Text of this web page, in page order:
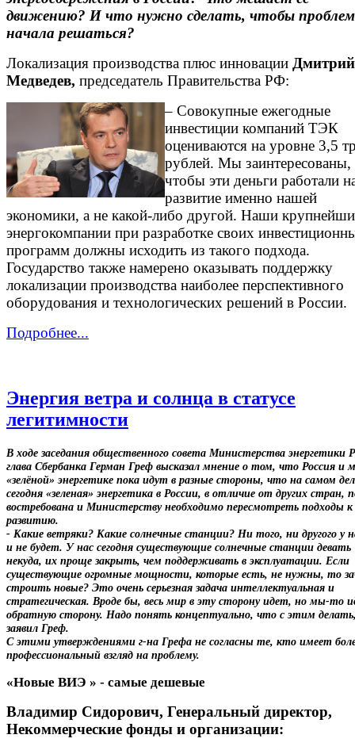
движению? И что нужно сделать, чтобы
начала решаться?
Локализация производства плюс инновации Дмитрий
Медведев, председатель Правительства РФ:
– Совокупные ежегодные
инвестиции компаний ТЭК
оцениваются на уровне 3,5
рублей. Мы заинтересованы,
чтобы эти деньги работали
развитие именно нашей
экономики, а не какой-либо другой. Наши
энергокомпании при разработке своих
программ должны исходить из такого подхода.
Государство также намерено оказывать поддержку
локализации производства наиболее перспективного
оборудования и технологических решений в России.
Подробнее...
Энергия ветра и солнца в статусе
легитимности
В ходе заседания общественного совета Министерства энергетики
глава Сбербанка Герман Греф высказал мнение о том, что Россия и
«зелёной» энергетике пока идут в разные стороны, что на самом
сегодня «зеленая» энергетика в России, в отличие от других стран,
востребована и Министерству необходимо пересмотреть подходы к
развитию.
- Какие ветряки? Какие солнечные станции? Ни того, ни другого у
и не будет. У нас сегодня существующие солнечные станции девать
некуда, их проще закрыть, чем поддерживать в эксплуатации. Если
существующие огромные мощности, которые есть, не нужны, то
строить новые? Это очень серьезная задача интеллектуальная и
стратегическая. Вроде бы, весь мир в эту сторону идет, но мы-то
обратную сторону. Надо понять концептуально, что с этим
заявил Греф.
С этими утверждениями г-на Грефа не согласны те, кто имеет
профессиональный взгляд на проблему.
«Новые ВИЭ » - самые дешевые
Владимир Сидорович, Генеральный директор,
Некоммерческие фонды и организации: